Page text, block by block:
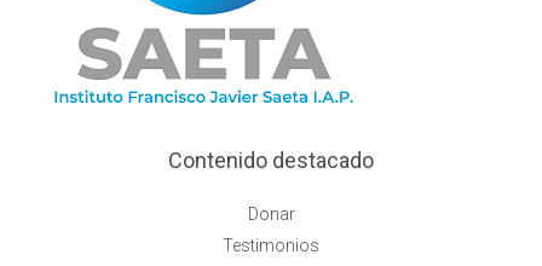
Contenido destacado
Donar
Testimonios